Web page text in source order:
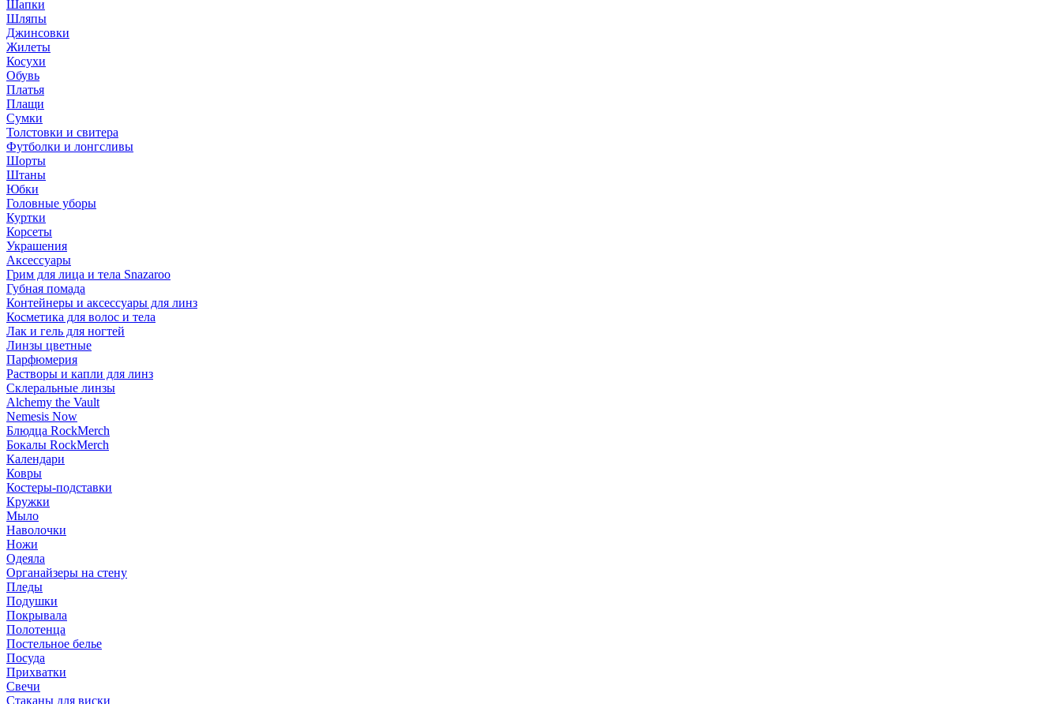
Шапки
Шляпы
Джинсовки
Жилеты
Косухи
Обувь
Платья
Плащи
Сумки
Толстовки и свитера
Футболки и лонгсливы
Шорты
Штаны
Юбки
Головные уборы
Куртки
Корсеты
Украшения
Аксессуары
Грим для лица и тела Snazaroo
Губная помада
Контейнеры и аксессуары для линз
Косметика для волос и тела
Лак и гель для ногтей
Линзы цветные
Парфюмерия
Растворы и капли для линз
Склеральные линзы
Alchemy the Vault
Nemesis Now
Блюдца RockMerch
Бокалы RockMerch
Календари
Ковры
Костеры-подставки
Кружки
Мыло
Наволочки
Ножи
Одеяла
Органайзеры на стену
Пледы
Подушки
Покрывала
Полотенца
Постельное белье
Посуда
Прихватки
Свечи
Стаканы для виски